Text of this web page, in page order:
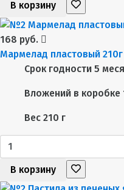
В корзину
168 руб.
Мармелад пластовый
Срок годности 5
Вложений в коробке
Вес 210 г
В корзину